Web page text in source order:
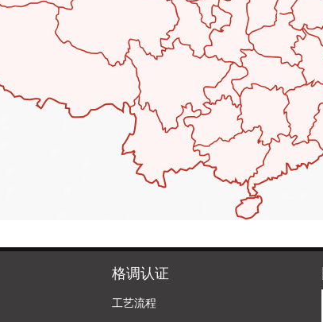
格调认证
工艺流程